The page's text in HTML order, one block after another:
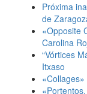
Próxima
de
«Opposite
Carolina
“Vórtices
Itxaso